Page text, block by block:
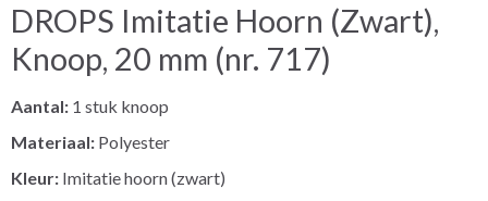
DROPS Imitatie Hoorn (Zwart),
Knoop, 20 mm (nr. 717)
Aantal: 1 stuk knoop
Materiaal: Polyester
Kleur: Imitatie hoorn (zwart)